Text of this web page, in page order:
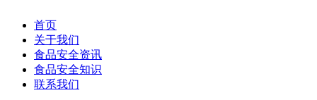
首页
关于我们
食品安全资讯
食品安全知识
联系我们